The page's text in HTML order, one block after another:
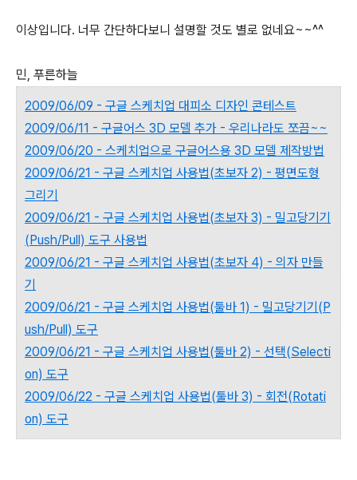
이상입니다. 너무 간단하다보니 설명할 것도 별로 없네요~~^^
민, 푸른하늘
2009/06/09 - 구글 스케치업 대피소 디자인 콘테스트
2009/06/11 - 구글어스 3D 모델 추가 - 우리나라도 쪼끔~~
2009/06/20 - 스케치업으로 구글어스용 3D 모델 제작방법
2009/06/21 - 구글 스케치업 사용법(초보자 2) - 평면도형
그리기
2009/06/21 - 구글 스케치업 사용법(초보자 3) - 밀고당기기
(Push/Pull) 도구 사용법
2009/06/21 - 구글 스케치업 사용법(초보자 4) - 의자 만들
기
2009/06/21 - 구글 스케치업 사용법(툴바 1) - 밀고당기기(P
ush/Pull) 도구
2009/06/21 - 구글 스케치업 사용법(툴바 2) - 선택(Selecti
on) 도구
2009/06/22 - 구글 스케치업 사용법(툴바 3) - 회전(Rotati
on) 도구